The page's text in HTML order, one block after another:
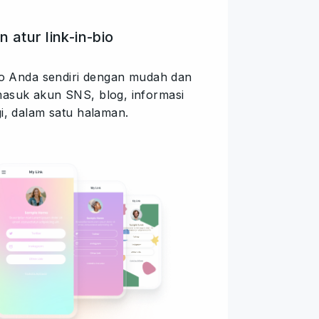
atur link-in-bio
Anda sendiri dengan mudah dan
akun SNS, blog, informasi
dalam satu halaman.